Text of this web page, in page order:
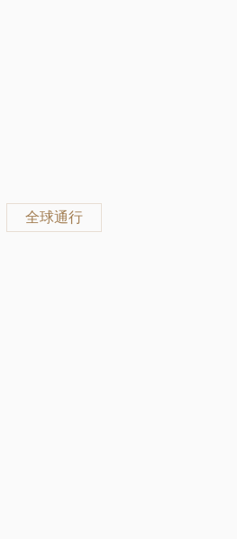
全球通行